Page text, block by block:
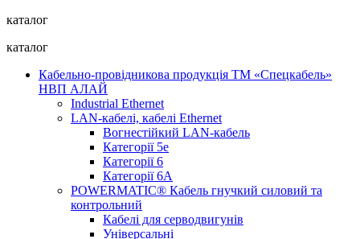
каталог
каталог
Кабельно-провідникова продукція ТМ «Спецкабель»
НВП АЛАЙ
Industrial Ethernet
LAN-кабелі, кабелі Ethernet
Вогнестійкий LAN-кабель
Категорії 5е
Категорії 6
Категорії 6А
POWERMATIC® Кабель гнучкий силовий та
контрольний
Кабелі для серводвигунів
Універсальні